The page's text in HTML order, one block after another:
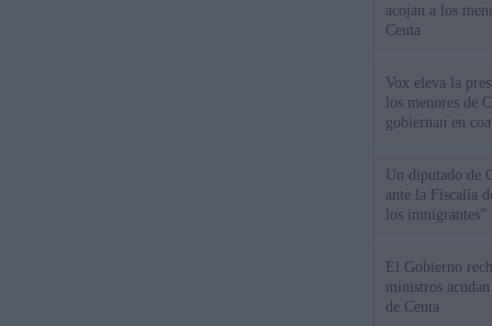
acojan a los
Ceuta
Vox eleva la
los menores de
gobiernan en
Un diputado de
ante la Fiscalía
los inmigrantes”
El Gobierno
ministros
de Ceuta